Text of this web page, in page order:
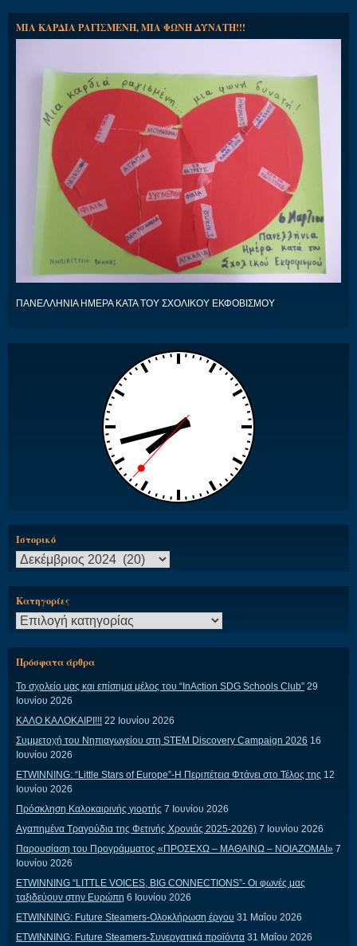
ΜΙΑ ΚΑΡΔΙΑ ΡΑΓΙΣΜΕΝΗ, ΜΙΑ ΦΩΝΗ ΔΥΝΑΤΗ!!!
ΠΑΝΕΛΛΗΝΙΑ ΗΜΕΡΑ ΚΑΤΑ ΤΟΥ ΣΧΟΛΙΚΟΥ ΕΚΦΟΒΙΣΜΟΥ
Ιστορικό
Ιστορικό
Kατηγορίες
Kατηγορίες
Πρόσφατα άρθρα
Το σχολείο μας και επίσημα μέλος του “InAction SDG Schools Club” 29
Ιουνίου 2026
ΚΑΛΟ ΚΑΛΟΚΑΙΡΙ!!! 22 Ιουνίου 2026
Συμμετοχή του Νηπιαγωγείου στη STEM Discovery Campaign 2026 16
Ιουνίου 2026
ETWINNING: “Little Stars of Europe”-Η Περιπέτεια Φτάνει στο Τέλος της 12
Ιουνίου 2026
Πρόσκληση Καλοκαιρινής γιορτής 7 Ιουνίου 2026
Αγαπημένα Τραγούδια της Φετινής Χρονιάς 2025-2026) 7 Ιουνίου 2026
Παρουσίαση του Προγράμματος «ΠΡΟΣΕΧΩ – ΜΑΘΑΙΝΩ – ΝΟΙΑΖΟΜΑΙ» 7
Ιουνίου 2026
ETWINNING “LITTLE VOICES, BIG CONNECTIONS”- Οι φωνές μας
ταξιδεύουν στην Ευρώπη 6 Ιουνίου 2026
ETWINNING: Future Steamers-Ολοκλήρωση έργου 31 Μαΐου 2026
ETWINNING: Future Steamers-Συνεργατικά προϊόντα 31 Μαΐου 2026